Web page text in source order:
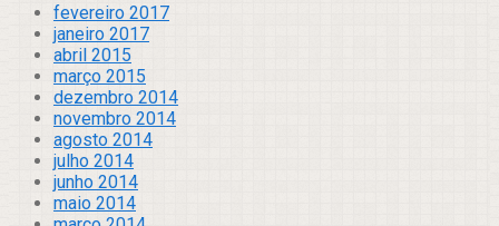
fevereiro 2017
janeiro 2017
abril 2015
março 2015
dezembro 2014
novembro 2014
agosto 2014
julho 2014
junho 2014
maio 2014